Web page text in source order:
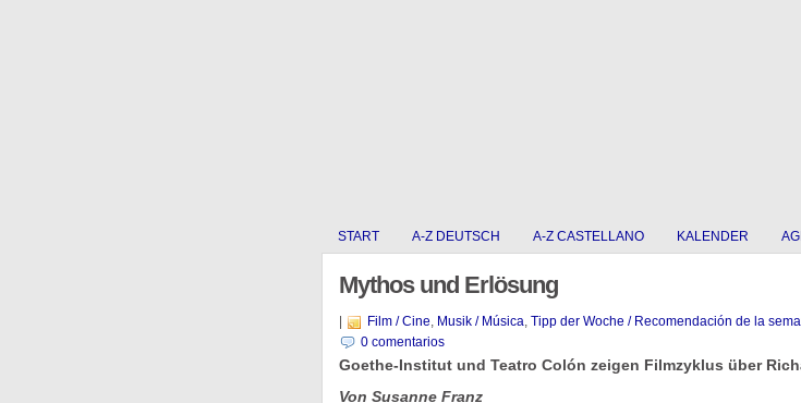
START A-Z DEUTSCH A-Z CASTELLANO KALENDER
Mythos und Erlösung
Film / Cine, Musik / Música, Tipp der Woche / Recomendación de la
0 comentarios
Goethe-Institut und Teatro Colón zeigen Filmzyklus über
Von Susanne Franz